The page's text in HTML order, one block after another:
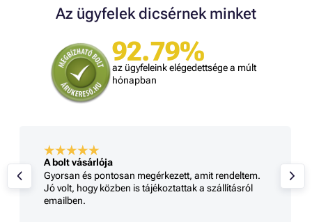
Az ügyfelek dicsérnek minket
92.79%
az ügyfeleink elégedettsége a múlt
hónapban
A bolt vásárlója
Gyorsan és pontosan megérkezett, amit rendeltem.
Jó volt, hogy közben is tájékoztattak a szállításról
emailben.